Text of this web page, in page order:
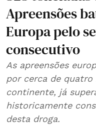
Apreensões
Europa pelo
consecutivo
As apreensões
por cerca de
continente, já
historicamente
desta droga.